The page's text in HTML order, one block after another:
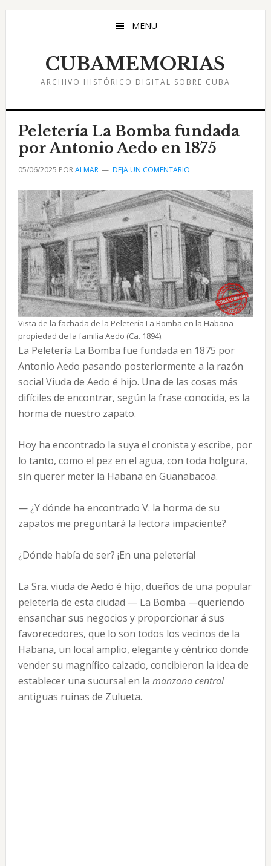
Saltar
Saltar
Saltar
MENU
CUBAMEMORIAS
ARCHIVO HISTÓRICO DIGITAL SOBRE CUBA
Peletería La Bomba fundada
por Antonio Aedo en 1875
05/06/2025 PORALMAR DEJA UN COMENTARIO
Vista de la fachada de la Peletería La Bomba en la Habana
propiedad de la familia Aedo (Ca. 1894).
La Peletería La Bomba fue fundada en 1875 por
Antonio Aedo pasando posteriormente a la razón
social Viuda de Aedo é hijo. Una de las cosas más
difíciles de encontrar, según la frase conocida, es la
horma de nuestro zapato.
Hoy ha encontrado la suya el cronista y escribe, por
lo tanto, como el pez en el agua, con toda holgura,
sin querer meter la Habana en Guanabacoa.
— ¿Y dónde ha encontrado V. la horma de su
zapatos me preguntará la lectora impaciente?
¿Dónde había de ser? ¡En una peletería!
La Sra. viuda de Aedo é hijo, dueños de una popular
peletería de esta ciudad — La Bomba —queriendo
ensanchar sus negocios y proporcionar á sus
favorecedores, que lo son todos los vecinos de la
Habana, un local amplio, elegante y céntrico donde
vender su magnífico calzado, concibieron la idea de
establecer una sucursal en la manzana central
antiguas ruinas de Zulueta.